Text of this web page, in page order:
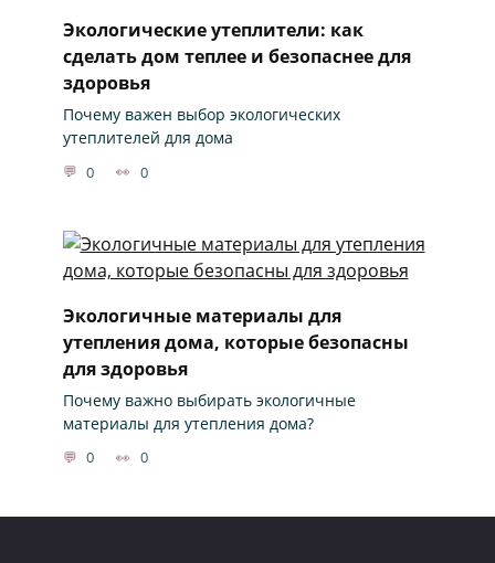
Экологические утеплители: как
сделать дом теплее и безопаснее для
здоровья
Почему важен выбор экологических
утеплителей для дома
0 0
Экологичные материалы для
утепления дома, которые безопасны
для здоровья
Почему важно выбирать экологичные
материалы для утепления дома?
0 0